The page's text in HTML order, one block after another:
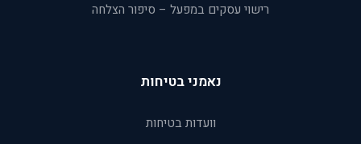
רישוי עסקים במפעל – סיפור הצלחה
נאמני בטיחות
וועדות בטיחות